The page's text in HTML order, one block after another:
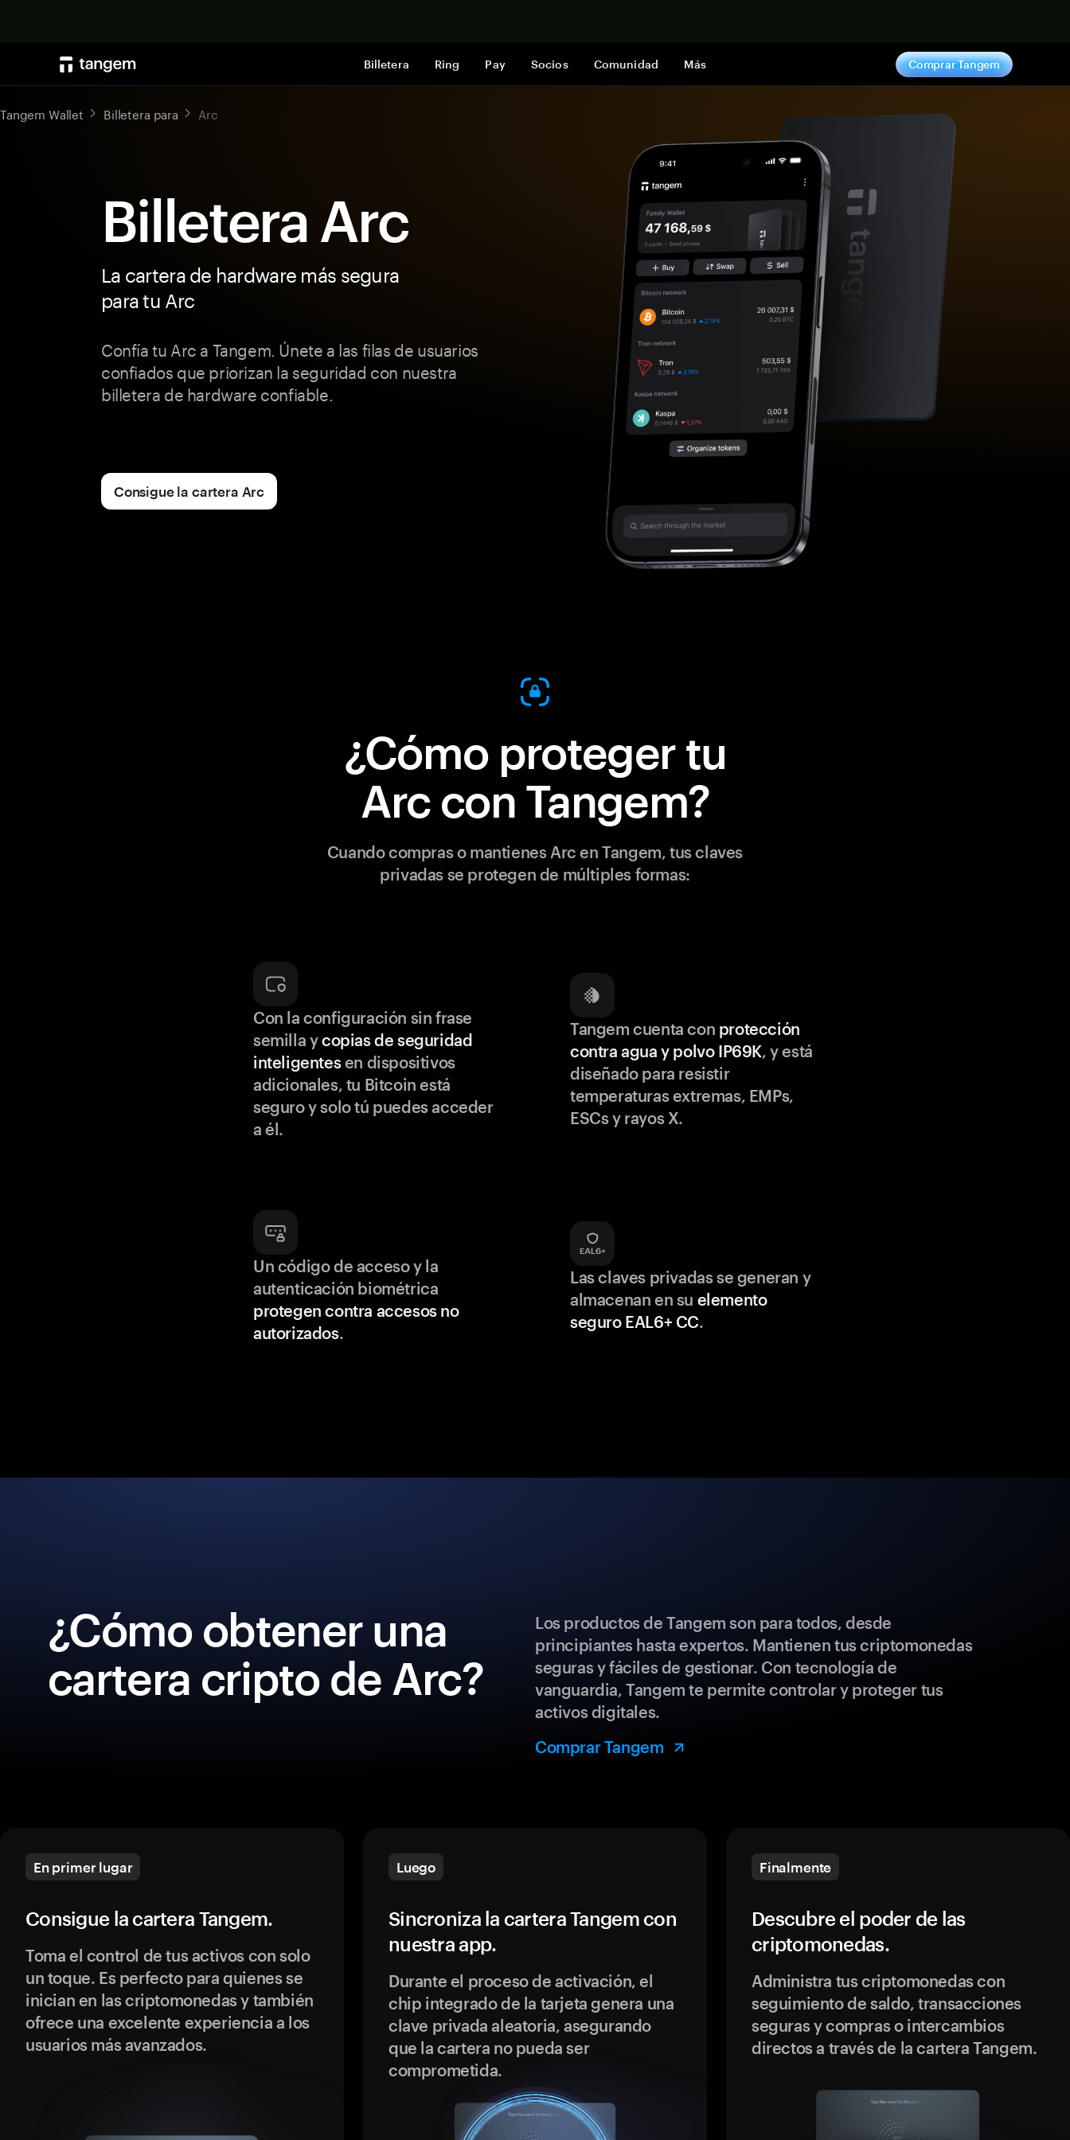
Billetera Ring Pay Socios Comunidad Más Comprar Tangem
Tangem Wallet Billetera para Arc
Billetera Arc
La cartera de hardware más segura
para tu Arc
Confía tu Arc a Tangem. Únete a las filas de usuarios
confiados que priorizan la seguridad con nuestra
billetera de hardware confiable.
Consigue la cartera Arc
¿Cómo proteger tu
Arc con Tangem?
Cuando compras o mantienes Arc en Tangem, tus claves
privadas se protegen de múltiples formas:
Con la configuración sin frase
semilla ycopias de seguridad
inteligentesen dispositivos
adicionales, tu Bitcoin está
seguro y solo tú puedes acceder
a él.
Tangem cuenta con protección
contra agua y polvo IP69K, y está
diseñado para resistir
temperaturas extremas, EMPs,
ESCs y rayos X.
Un código de acceso y la
autenticación biométrica
protegen contra accesos no
autorizados.
Las claves privadas se generan y
almacenan en su elemento
seguro EAL6+ CC.
¿Cómo obtener una
cartera cripto de Arc?
Los productos de Tangem son para todos, desde
principiantes hasta expertos. Mantienen tus criptomonedas
seguras y fáciles de gestionar. Con tecnología de
vanguardia, Tangem te permite controlar y proteger tus
activos digitales.
Comprar Tangem
En primer lugar
Consigue la cartera Tangem.
Toma el control de tus activos con solo
un toque. Es perfecto para quienes se
inician en las criptomonedas y también
ofrece una excelente experiencia a los
usuarios más avanzados.
Luego
Sincroniza la cartera Tangem con
nuestra app.
Durante el proceso de activación, el
chip integrado de la tarjeta genera una
clave privada aleatoria, asegurando
que la cartera no pueda ser
comprometida.
Finalmente
Descubre el poder de las
criptomonedas.
Administra tus criptomonedas con
seguimiento de saldo, transacciones
seguras y compras o intercambios
directos a través de la cartera Tangem.